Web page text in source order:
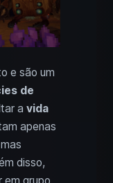
e são um
de
a vida
apenas
disso,